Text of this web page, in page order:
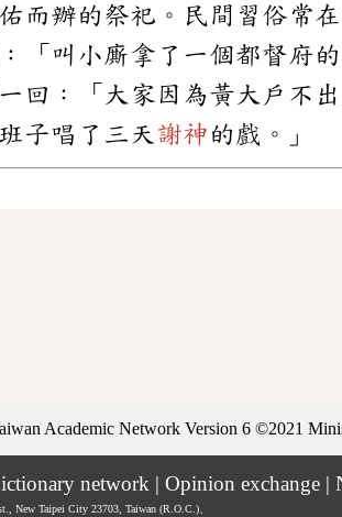
而辦的祭祀。民間習俗常在
「叫小廝拿了一個都督府
回：「大家因為黃大戶不
子唱了三天 謝神 的戲。」
Academic Network Version 6 ©2021
network | Opinion exchange |
New Taipei City 23703, Taiwan (R.O.C.)、